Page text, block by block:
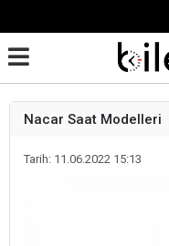
Nacar Saat Modelleri
Tarih: 11.06.2022 15:13